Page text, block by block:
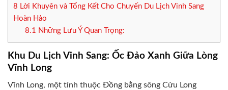
8 Lời Khuyên và Tổng Kết Cho Chuyến Du Lịch Vinh Sang
Hoàn Hảo
8.1
Những Lưu Ý Quan Trọng:
Khu Du Lịch Vinh Sang: Ốc Đảo Xanh Giữa Lòng
Vĩnh Long
Vĩnh Long, một tỉnh thuộc Đồng bằng sông Cửu Long